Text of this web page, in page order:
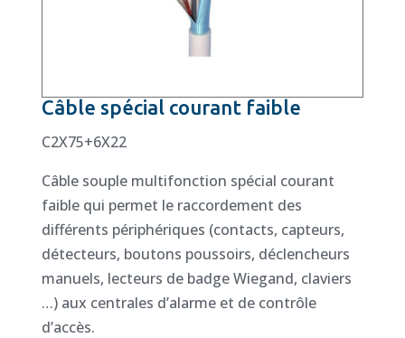
Câble spécial courant faible
C2X75+6X22
Câble souple multifonction spécial courant
faible qui permet le raccordement des
différents périphériques (contacts, capteurs,
détecteurs, boutons poussoirs, déclencheurs
manuels, lecteurs de badge Wiegand, claviers
…) aux centrales d’alarme et de contrôle
d’accès.